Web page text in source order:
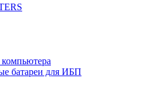
батареи для ИБП